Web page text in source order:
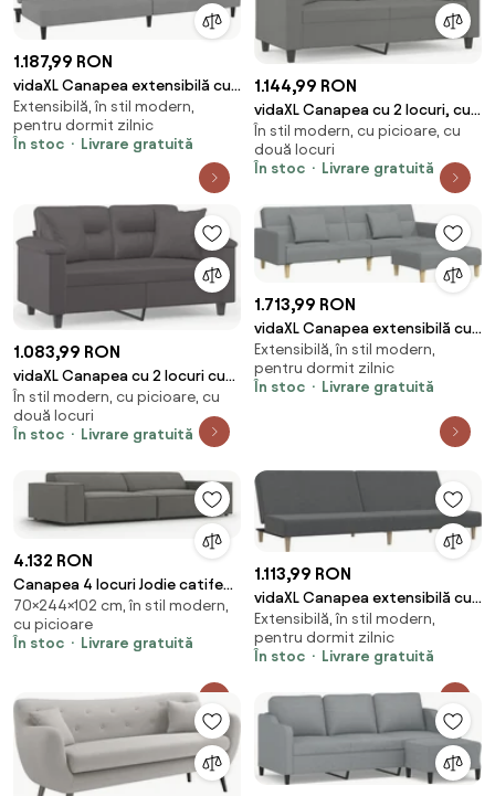
1.187,99 RON
vidaXL Canapea extensibilă cu
2 locuri, 2 perne, gri deschis,
catifea
Extensibilă, în stil modern,
pentru dormit zilnic
În stoc
Livrare gratuită
1.144,99 RON
vidaXL Canapea cu 2 locuri, cu
perne, gri, 140 cm, microfibră
În stil modern, cu picioare, cu
două locuri
În stoc
Livrare gratuită
1.083,99 RON
vidaXL Canapea cu 2 locuri cu
pernuțe, gri, 120 cm, piele
ecologică
În stil modern, cu picioare, cu
două locuri
În stoc
Livrare gratuită
1.713,99 RON
vidaXL Canapea extensibilă cu
taburet, 2 locuri, gri deschis,
textil
Extensibilă, în stil modern,
pentru dormit zilnic
În stoc
Livrare gratuită
4.132 RON
Canapea 4 locuri Jodie catifea
L244 cm
70×244×102 cm, în stil modern,
cu picioare
În stoc
Livrare gratuită
1.113,99 RON
vidaXL Canapea extensibilă cu
2 locuri, gri deschis, țesătură
Extensibilă, în stil modern,
pentru dormit zilnic
În stoc
Livrare gratuită